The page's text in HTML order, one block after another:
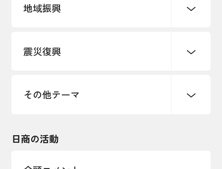
創業
事業承継・引継ぎ支援
雇用・労働・人材確保
地域振興
まちづくり
震災復興
令和６年能登半島地震関連
その他テーマ
インボイス制度
日商の活動